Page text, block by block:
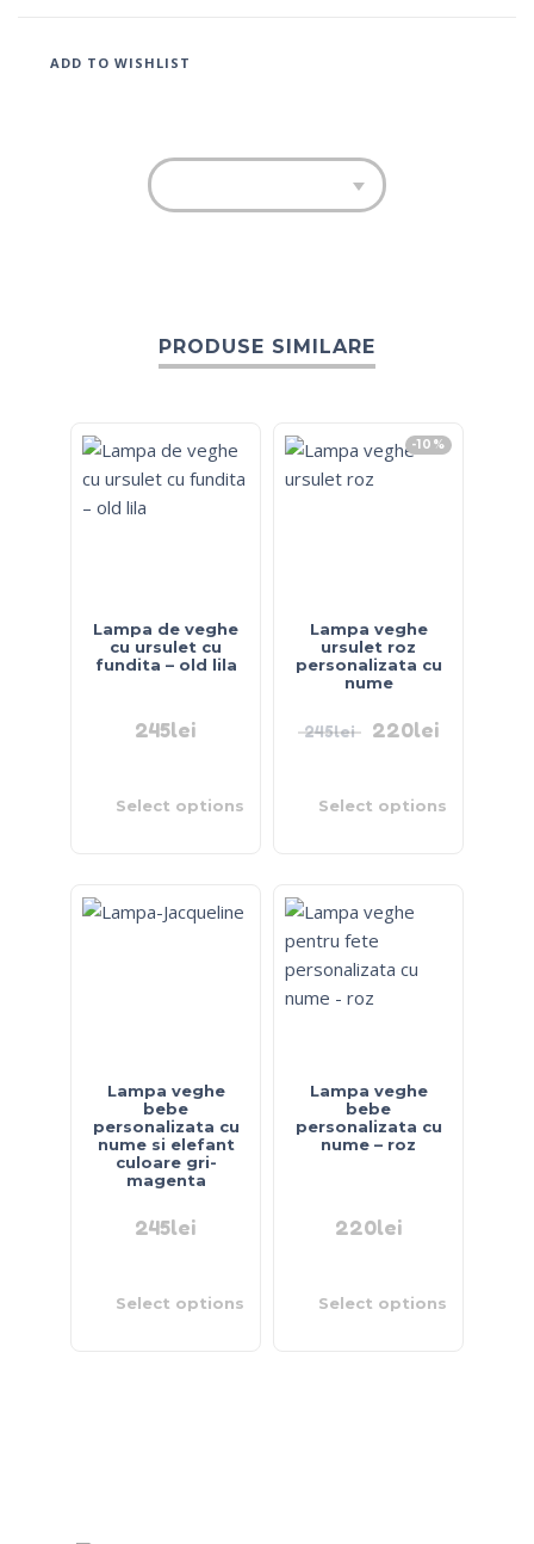
ADD TO WISHLIST
PRODUSE SIMILARE
Lampa de veghe
cu ursulet cu
fundita – old lila
245lei
Select options
-10%
Lampa veghe
ursulet roz
personalizata cu
nume
245lei 220lei
Select options
Lampa veghe
bebe
personalizata cu
nume si elefant
culoare gri-
magenta
245lei
Select options
Lampa veghe
bebe
personalizata cu
nume – roz
220lei
Select options